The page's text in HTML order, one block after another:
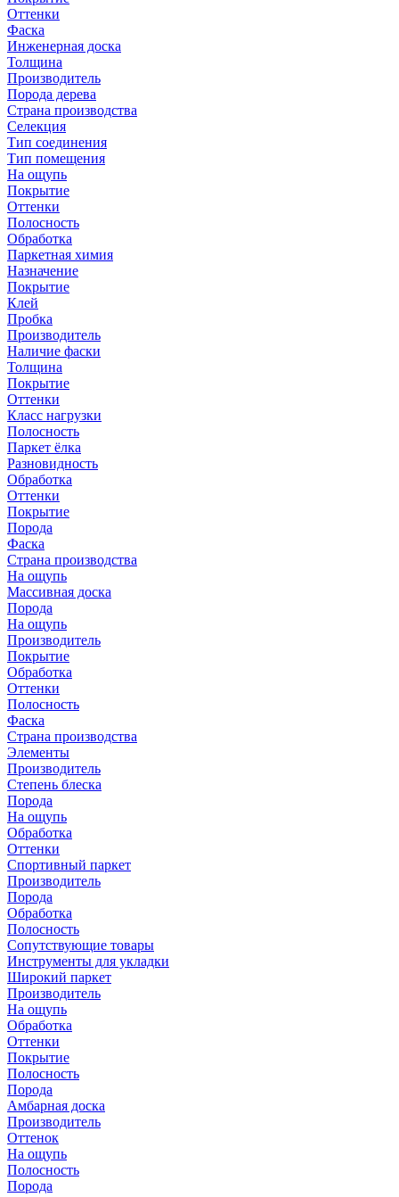
Оттенки
Фаска
Инженерная доска
Толщина
Производитель
Порода дерева
Страна производства
Селекция
Тип соединения
Тип помещения
На ощупь
Покрытие
Оттенки
Полосность
Обработка
Паркетная химия
Назначение
Покрытие
Клей
Пробка
Производитель
Наличие фаски
Толщина
Покрытие
Оттенки
Класс нагрузки
Полосность
Паркет ёлка
Разновидность
Обработка
Оттенки
Покрытие
Порода
Фаска
Страна производства
На ощупь
Массивная доска
Порода
На ощупь
Производитель
Покрытие
Обработка
Оттенки
Полосность
Фаска
Страна производства
Элементы
Производитель
Степень блеска
Порода
На ощупь
Обработка
Оттенки
Спортивный паркет
Производитель
Порода
Обработка
Полосность
Сопутствующие товары
Инструменты для укладки
Широкий паркет
Производитель
На ощупь
Обработка
Оттенки
Покрытие
Полосность
Порода
Амбарная доска
Производитель
Оттенок
На ощупь
Полосность
Порода